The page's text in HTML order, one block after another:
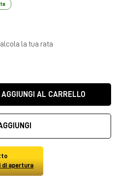
la tua rata
AGGIUNGI AL CARRELLO
di apertura